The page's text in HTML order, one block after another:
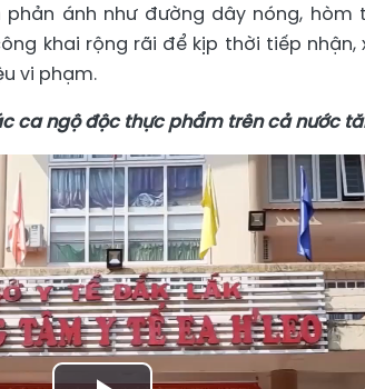
ánh như đường dây nóng, hòm
khai rộng rãi để kịp thời tiếp nhận,
vi phạm.
ca ngộ độc thực phẩm trên cả nước